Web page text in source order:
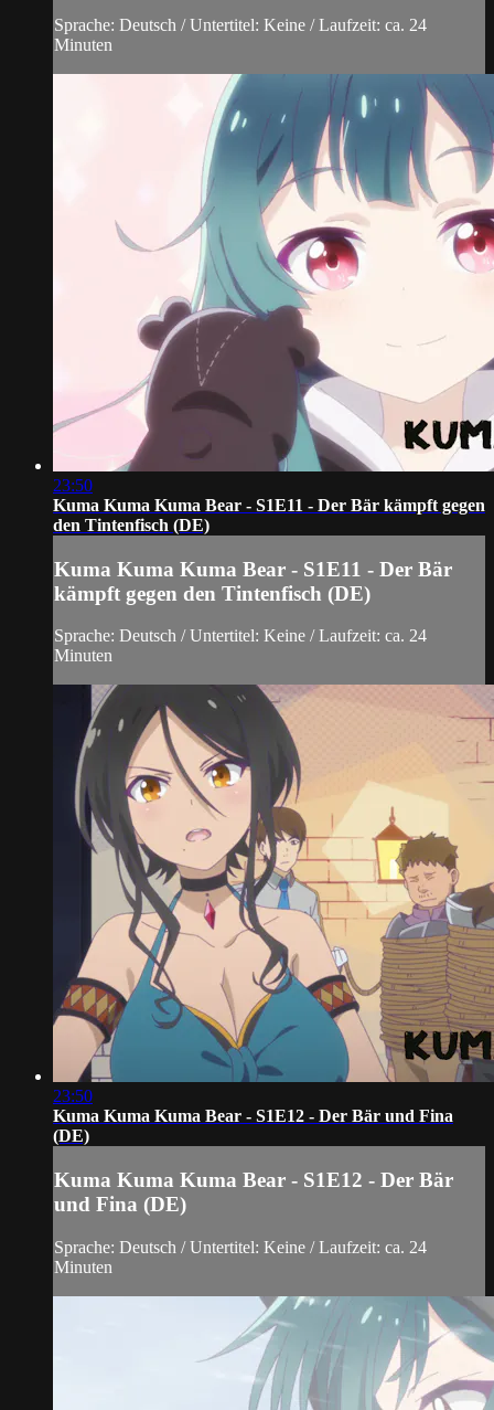
Sprache: Deutsch / Untertitel: Keine / Laufzeit: ca. 24
Minuten
23:50
Kuma Kuma Kuma Bear - S1E11 - Der Bär kämpft gegen
den Tintenfisch (DE)
Kuma Kuma Kuma Bear - S1E11 - Der Bär
kämpft gegen den Tintenfisch (DE)
Sprache: Deutsch / Untertitel: Keine / Laufzeit: ca. 24
Minuten
23:50
Kuma Kuma Kuma Bear - S1E12 - Der Bär und Fina
(DE)
Kuma Kuma Kuma Bear - S1E12 - Der Bär
und Fina (DE)
Sprache: Deutsch / Untertitel: Keine / Laufzeit: ca. 24
Minuten